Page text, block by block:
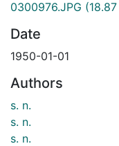
0300976.JPG (18.87
Date
1950-01-01
Authors
s. n.
s. n.
s. n.